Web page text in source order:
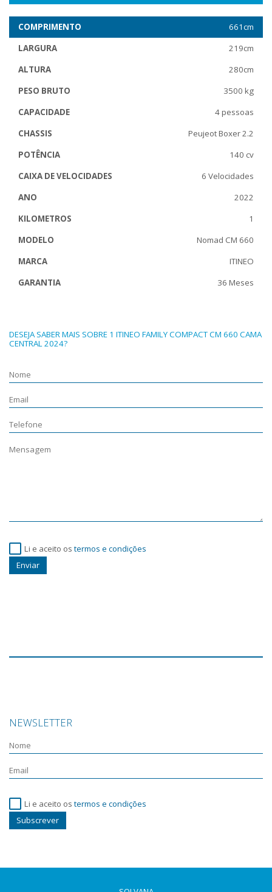
COMPRIMENTO
661cm
LARGURA
219cm
ALTURA
280cm
PESO BRUTO
3500 kg
CAPACIDADE
4 pessoas
CHASSIS
Peujeot Boxer 2.2
POTÊNCIA
140 cv
CAIXA DE VELOCIDADES
6 Velocidades
ANO
2022
KILOMETROS
1
MODELO
Nomad CM 660
MARCA
ITINEO
GARANTIA
36 Meses
DESEJA SABER MAIS SOBRE 1 ITINEO FAMILY COMPACT CM 660 CAMA
CENTRAL 2024?
Li e aceito os termos e condições
Enviar
NEWSLETTER
Li e aceito os termos e condições
Subscrever